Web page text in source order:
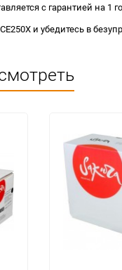
с гарантией на
и убедитесь в